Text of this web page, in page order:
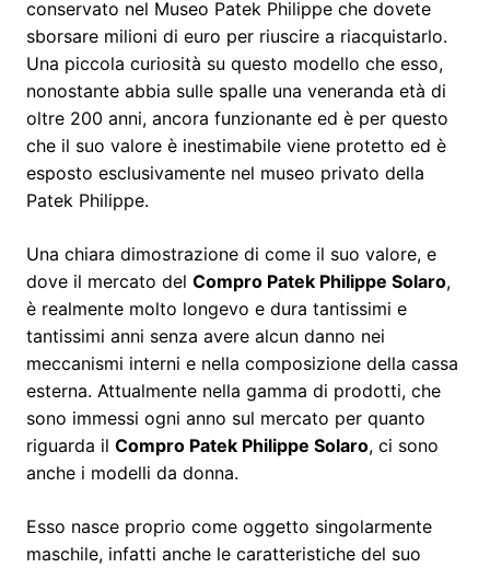
conservato nel Museo Patek Philippe che dovete
sborsare milioni di euro per riuscire a riacquistarlo.
Una piccola curiosità su questo modello che esso,
nonostante abbia sulle spalle una veneranda età di
oltre 200 anni, ancora funzionante ed è per questo
che il suo valore è inestimabile viene protetto ed è
esposto esclusivamente nel museo privato della
Patek Philippe.
Una chiara dimostrazione di come il suo valore, e
dove il mercato del Compro Patek Philippe Solaro,
è realmente molto longevo e dura tantissimi e
tantissimi anni senza avere alcun danno nei
meccanismi interni e nella composizione della cassa
esterna. Attualmente nella gamma di prodotti, che
sono immessi ogni anno sul mercato per quanto
riguarda il Compro Patek Philippe Solaro, ci sono
anche i modelli da donna.
Esso nasce proprio come oggetto singolarmente
maschile, infatti anche le caratteristiche del suo